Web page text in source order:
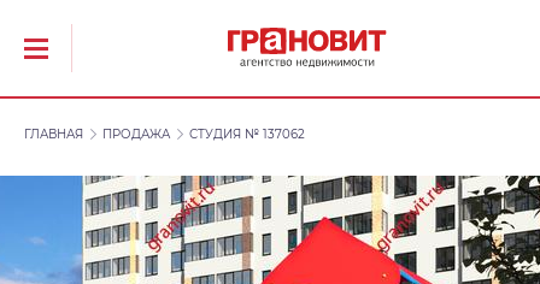
ГЛАВНАЯ ПРОДАЖА СТУДИЯ № 137062